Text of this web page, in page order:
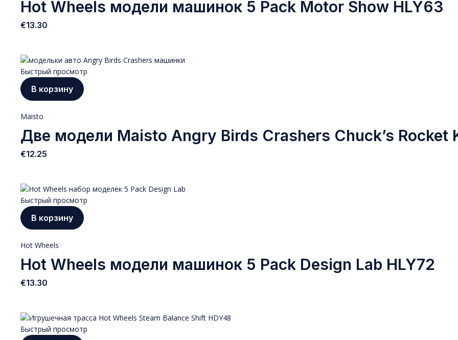
Hot Wheels модели машинок 5 Pack Motor Show HLY63
€13.30
Быстрый просмотр
В корзину
Maisto
Две модели Maisto Angry Birds Crashers Chuck’s Rocket
€12.25
Быстрый просмотр
В корзину
Hot Wheels
Hot Wheels модели машинок 5 Pack Design Lab HLY72
€13.30
Быстрый просмотр